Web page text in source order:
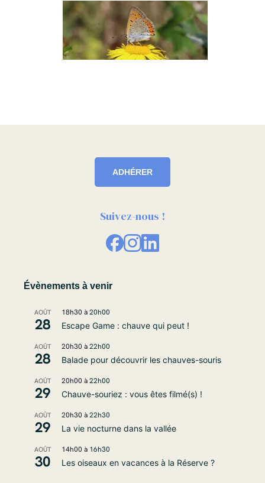
ADHÉRER
Suivez-nous !
Évènements à venir
AOÛT
28
18h30 à20h00
Escape Game : chauve qui peut !
AOÛT
28
20h30 à22h00
Balade pour découvrir les chauves-souris
AOÛT
29
20h00 à22h00
Chauve-souriez : vous êtes filmé(s) !
AOÛT
29
20h30 à22h30
La vie nocturne dans la vallée
AOÛT
30
14h00 à 16h30
Les oiseaux en vacances à la Réserve ?